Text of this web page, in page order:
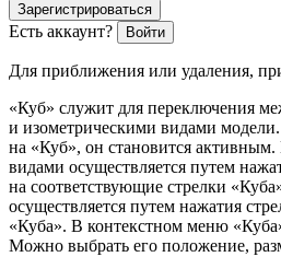
Зарегистрироваться
Есть аккаунт? Войти
Для приближения или удаления,
«Куб» служит для переключения
и изометрическими видами
на «Куб», он становится
видами осуществляется путем
на соответствующие стрелки
осуществляется путем нажатия
«Куба». В контекстном меню
Можно выбрать его положение,